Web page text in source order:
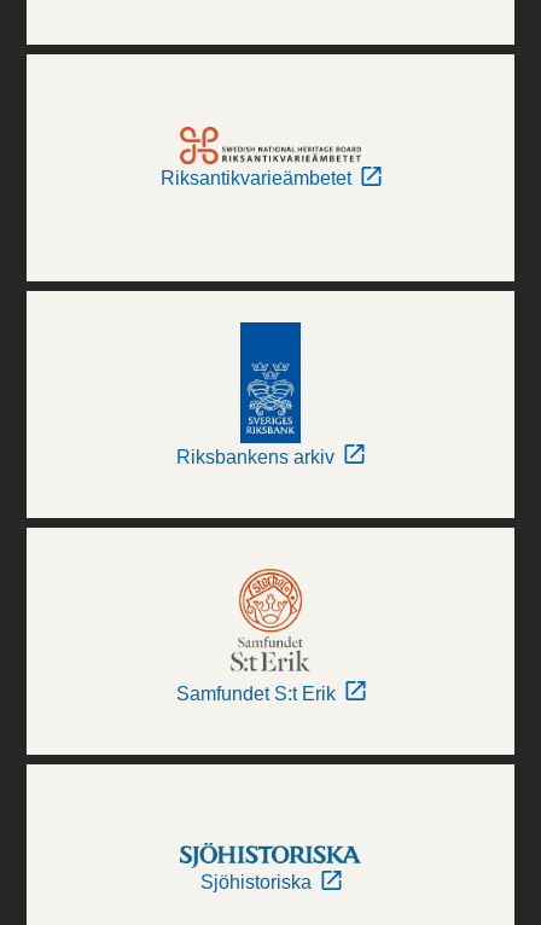
Riksantikvarieämbetet
Riksbankens arkiv
Samfundet S:t Erik
Sjöhistoriska